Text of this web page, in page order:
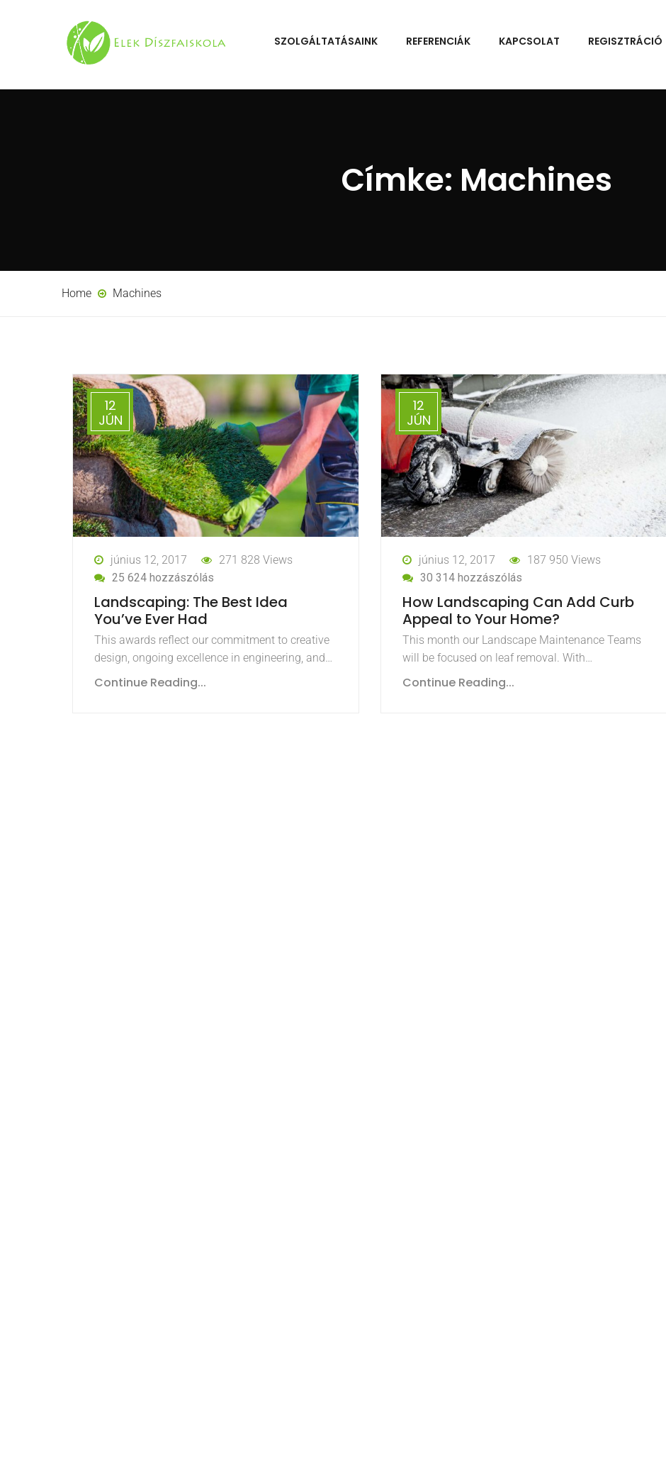
SZOLGÁLTATÁSAINK REFERENCIÁK KAPCSOLAT REGISZTRÁCIÓ
Címke: Machines
Home Machines
12
JÚN
június 12, 2017
271 828 Views
25 624 hozzászólás
Landscaping: The Best Idea
You’ve Ever Had
This awards reflect our commitment to creative
design, ongoing excellence in engineering, and…
Continue Reading...
12
JÚN
június 12, 2017
187 950 Views
30 314 hozzászólás
How Landscaping Can Add Curb
Appeal to Your Home?
This month our Landscape Maintenance Teams
will be focused on leaf removal. With…
Continue Reading...